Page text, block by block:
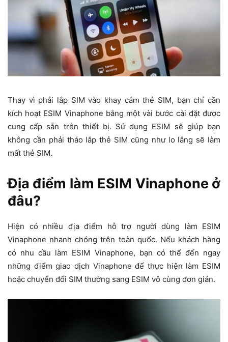
Thay vì phải lắp SIM vào khay cắm thẻ SIM, bạn chỉ cần
kích hoạt ESIM Vinaphone bằng một vài bước cài đặt được
cung cấp sẵn trên thiết bị. Sử dụng ESIM sẽ giúp bạn
không cần phải tháo lắp thẻ SIM cũng như lo lắng sẽ làm
mất thẻ SIM.
Địa điểm làm ESIM Vinaphone ở
đâu?
Hiện có nhiều địa điểm hỗ trợ người dùng làm ESIM
Vinaphone nhanh chóng trên toàn quốc. Nếu khách hàng
có nhu cầu làm ESIM Vinaphone, bạn có thể đến ngay
những điểm giao dịch Vinaphone để thực hiện làm ESIM
hoặc chuyển đổi SIM thường sang ESIM vô cùng đơn giản.